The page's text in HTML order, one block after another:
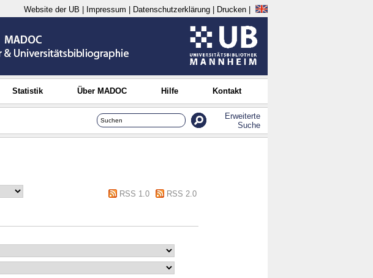
Website der UB Impressum Datenschutzerklärung Drucken
Statistik Über MADOC Hilfe Kontakt
Erweiterte
Suche
RSS 1.0
RSS 2.0